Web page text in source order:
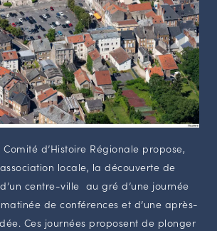
d’Histoire Régionale propose,
locale, la découverte de
centre-ville au gré d’une journée
de conférences et d’une après-
Ces journées proposent de plonger